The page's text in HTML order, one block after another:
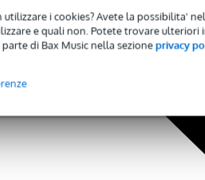
utilizzare i cookies? Avete la possibilita'
e quali non. Potete trovare
di Bax Music nella sezioneprivacy